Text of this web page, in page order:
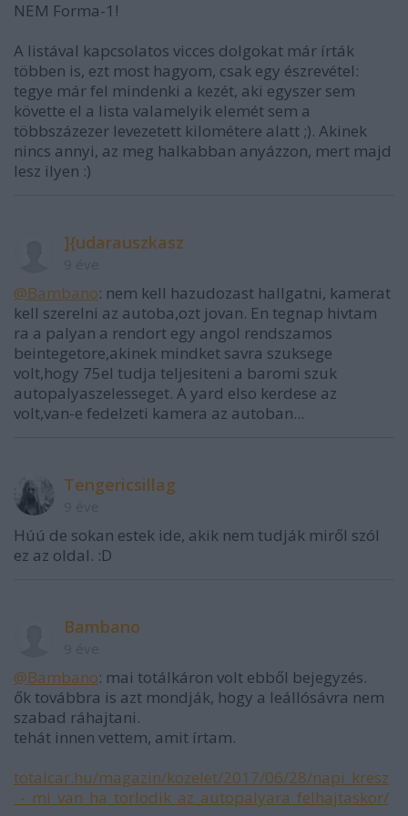
NEM Forma-1!
A listával kapcsolatos vicces dolgokat már írták
többen is, ezt most hagyom, csak egy észrevétel:
tegye már fel mindenki a kezét, aki egyszer sem
követte el a lista valamelyik elemét sem a
többszázezer levezetett kilométere alatt ;). Akinek
nincs annyi, az meg halkabban anyázzon, mert majd
lesz ilyen :)
]{udarauszkasz
@Bambano: nem kell hazudozast hallgatni, kamerat
kell szerelni az autoba,ozt jovan. En tegnap hivtam
ra a palyan a rendort egy angol rendszamos
beintegetore,akinek mindket savra szuksege
volt,hogy 75el tudja teljesiteni a baromi szuk
autopalyaszelesseget. A yard elso kerdese az
volt,van-e fedelzeti kamera az autoban...
Tengericsillag
Húú de sokan estek ide, akik nem tudják miről szól
ez az oldal. :D
Bambano
@Bambano: mai totálkáron volt ebből bejegyzés.
ők továbbra is azt mondják, hogy a leállósávra nem
szabad ráhajtani.
tehát innen vettem, amit írtam.
totalcar.hu/magazin/kozelet/2017/06/28/napi_kresz
_-_mi_van_ha_torlodik_az_autopalyara_felhajtaskor/